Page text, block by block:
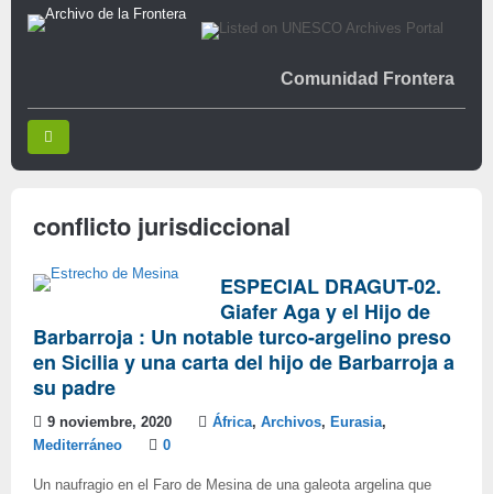
Comunidad Frontera
conflicto jurisdiccional
ESPECIAL DRAGUT-02.
Giafer Aga y el Hijo de
Barbarroja : Un notable turco-argelino preso
en Sicilia y una carta del hijo de Barbarroja a
su padre
9 noviembre, 2020 África, Archivos, Eurasia,
Mediterráneo
0
Un naufragio en el Faro de Mesina de una galeota argelina que